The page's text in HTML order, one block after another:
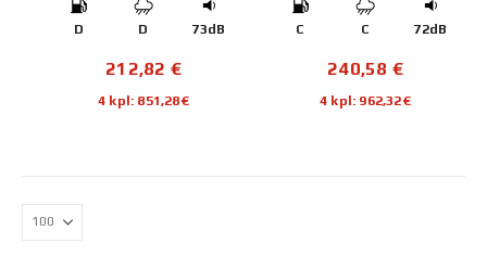
D D 73dB
212,82 €
4 kpl: 851,28€
C C 72dB
240,58 €
4 kpl: 962,32€